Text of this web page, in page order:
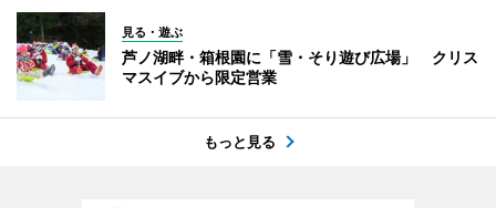
見る・遊ぶ
芦ノ湖畔・箱根園に「雪・そり遊び広場」 クリス
マスイブから限定営業
もっと見る